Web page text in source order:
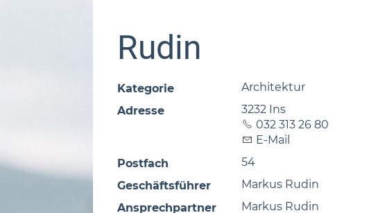
Rudin
Kategorie
Architektur
Adresse
3232 Ins
032 313 26 80
E-Mail
Postfach
54
Geschäftsführer
Markus Rudin
Ansprechpartner
Markus Rudin